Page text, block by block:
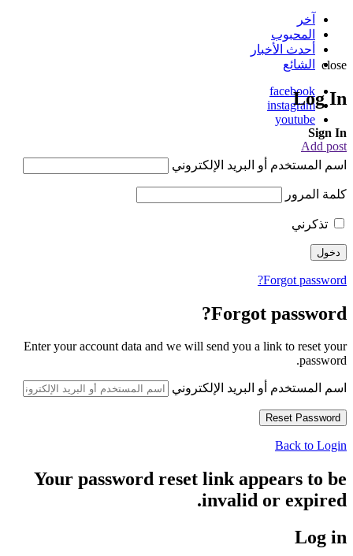
آخر
المحبوب
أحدث الأخبار
الشائع
facebook
instagram
youtube
Add post
close
Log In
Sign In
اسم المستخدم أو البريد الإلكتروني
كلمة المرور
تذكرني
Forgot password?
Forgot password?
Enter your account data and we will send you a link to reset your
password.
اسم المستخدم أو البريد الإلكتروني
Back to Login
Your password reset link appears to be
invalid or expired.
Log in